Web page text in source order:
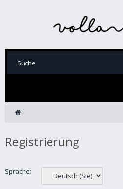
Registrierung
Sprache: